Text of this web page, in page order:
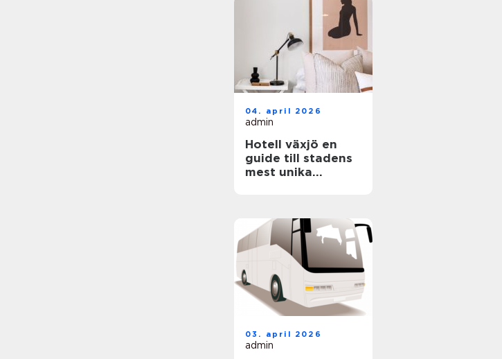
04. april 2026
admin
Hotell växjö en
guide till stadens
mest unika
03. april 2026
admin